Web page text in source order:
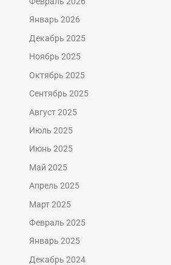
Январь 2026
Декабрь 2025
Ноябрь 2025
Октябрь 2025
Сентябрь 2025
Август 2025
Июль 2025
Июнь 2025
Май 2025
Апрель 2025
Март 2025
Февраль 2025
Январь 2025
Декабрь 2024